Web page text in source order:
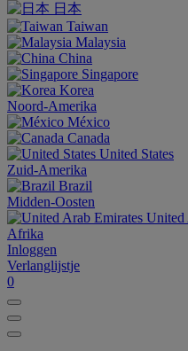
日本
Taiwan
Malaysia
China
Singapore
Korea
Noord-Amerika
México
Canada
United States
Zuid-Amerika
Brazil
Midden-Oosten
United
Afrika
Inloggen
Verlanglijstje
0